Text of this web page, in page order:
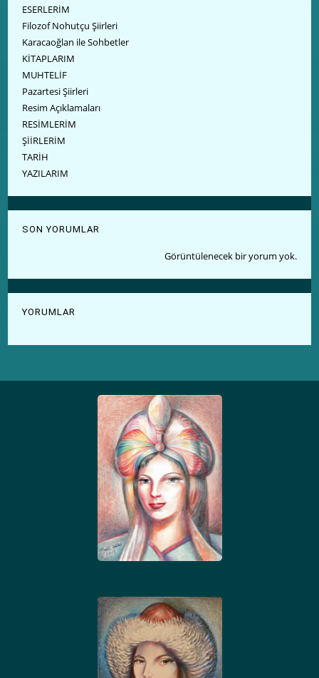
ESERLERİM
Filozof Nohutçu Şiirleri
Karacaoğlan ile Sohbetler
KİTAPLARIM
MUHTELİF
Pazartesi Şiirleri
Resim Açıklamaları
RESİMLERİM
ŞİİRLERİM
TARİH
YAZILARIM
SON YORUMLAR
Görüntülenecek bir yorum yok.
YORUMLAR